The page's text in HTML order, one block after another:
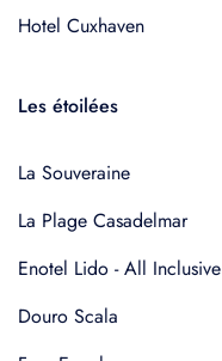
Hotel Cuxhaven
Les étoilées
La Souveraine
La Plage Casadelmar
Enotel Lido - All Inclusive
Douro Scala